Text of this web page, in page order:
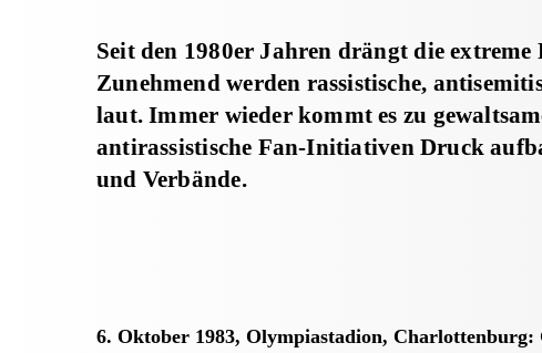
Seit den 1980er Jahren drängt die
Zunehmend werden rassistische,
laut. Immer wieder kommt es zu
antirassistische Fan-Initiativen Druck
und Verbände.
6. Oktober 1983, Olympiastadion,